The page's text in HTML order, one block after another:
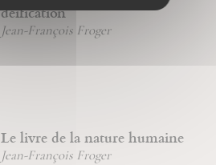
déification
Jean-François Froger
Le livre de la nature humaine
Jean-François Froger